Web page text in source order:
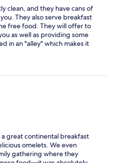
clean, and they have cans of
They also serve breakfast
free food. They will offer to
as well as providing some
in an "alley" which makes it
to your door. You'll need to
nearby street. I had bad
faulty directions twice, the
when I was trying to deal with
point my air conditioner
water onto the floor and onto
fixed the air conditioner but
onto which water had flooded
for her staff (there were
that I just stopped talking
I did not appreciate what I
great continental breakfast
omelets. We even
gathering where they